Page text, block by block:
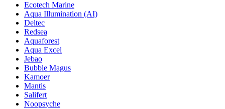
Ecotech Marine
Aqua Illumination (AI)
Deltec
Redsea
Aquaforest
Aqua Excel
Jebao
Bubble Magus
Kamoer
Mantis
Salifert
Noopsyche